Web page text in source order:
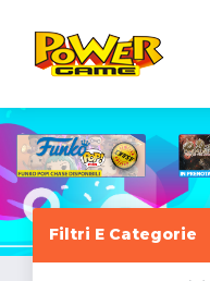
Filtri E Categorie